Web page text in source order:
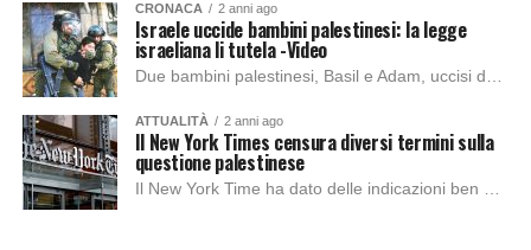
CRONACA 2 anni ago
Israele uccide bambini palestinesi: la legge
israeliana li tutela -Video
ATTUALITÀ 2 anni ago
Il New York Times censura diversi termini sulla
questione palestinese